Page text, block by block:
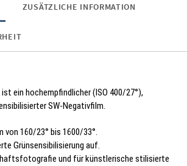
ZUSÄTZLICHE INFORMATION
ist ein hochempfindlicher (ISO 400/27°),
SW-Negativfilm.
von 160/23° bis 1600/33°.
Grünsensibilisierung auf.
und für künstlerische stilisierte